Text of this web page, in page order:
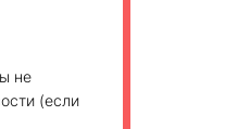
не
(если